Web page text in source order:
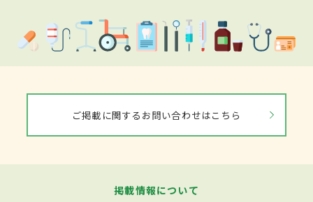
ご掲載に関するお問い合わせはこちら
掲載情報について